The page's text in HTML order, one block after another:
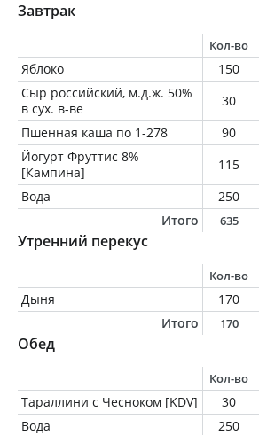
Завтрак
Кол-во
Яблоко 150
Сыр российский, м.д.ж. 50%
в сух. в-ве
30
Пшенная каша по 1-278
90
Йогурт Фруттис 8%
[Кампина]
115
Вода
250
Итого
635
Утренний перекус
Кол-во
Дыня 170
Итого
170
Обед
Кол-во
Тараллини с Чесноком [KDV] 30
Вода
250